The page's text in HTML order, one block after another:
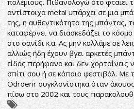
πολέμιους. Πιθανολογώ ότο φταιει
αντίστοιχα metal υπάρχει σε μια
της, η αυθεντικότητα της μπάντας,
καταφέρνει να διασκεδάζει το
στο σανίδι κ.α. Ας μην κολλάμε σε
αλλιώς ήδη έχουν βγει αρκετές
είδος περήφανο και δεν χορταίνεις
σπίτι σου ή σε κάποιο φεστιβάλ. Με
Odroerir συγκλονίστηκα όταν
πίσω στο 2002 και τους